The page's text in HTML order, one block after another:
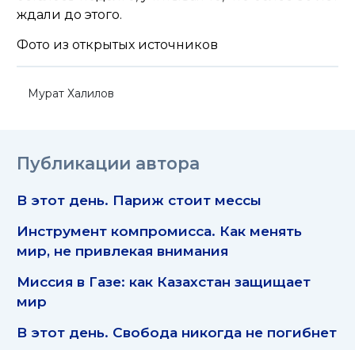
ждали до этого.
Фото из открытых источников
Мурат Халилов
Публикации автора
В этот день. Париж стоит мессы
Инструмент компромисса. Как менять
мир, не привлекая внимания
Миссия в Газе: как Казахстан защищает
мир
В этот день. Свобода никогда не погибнет